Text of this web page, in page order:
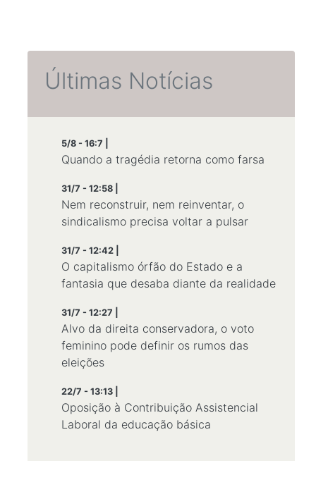
Últimas Notícias
5/8 - 16:7 |
Quando a tragédia retorna como farsa
31/7 - 12:58 |
Nem reconstruir, nem reinventar, o
sindicalismo precisa voltar a pulsar
31/7 - 12:42 |
O capitalismo órfão do Estado e a
fantasia que desaba diante da realidade
31/7 - 12:27 |
Alvo da direita conservadora, o voto
feminino pode definir os rumos das
eleições
22/7 - 13:13 |
Oposição à Contribuição Assistencial
Laboral da educação básica